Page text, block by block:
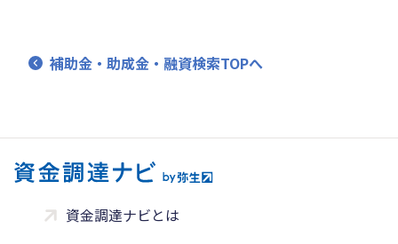
補助金・助成金・融資検索TOPへ
資金調達ナビとは